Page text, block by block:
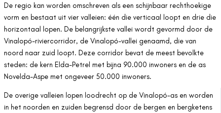
De regio kan worden omschreven als een schijnbaar rechthoekige
vorm en bestaat uit vier valleien: één die verticaal loopt en drie die
horizontaal lopen. De belangrijkste vallei wordt gevormd door de
Vinalopó-riviercorridor, de Vinalopó-vallei genaamd, die van
noord naar zuid loopt. Deze corridor bevat de meest bevolkte
steden: de kern Elda-Petrel met bijna 90.000 inwoners en de as
Novelda-Aspe met ongeveer 50.000 inwoners.
De overige valleien lopen loodrecht op de Vinalopó-as en worden
in het noorden en zuiden begrensd door de bergen en bergketens